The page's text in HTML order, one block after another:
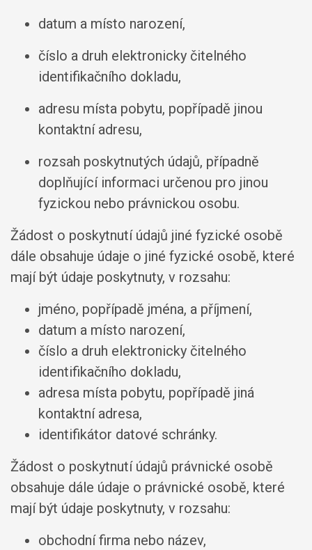
datum a místo narození,
číslo a druh elektronicky čitelného
identifikačního dokladu,
adresu místa pobytu, popřípadě jinou
kontaktní adresu,
rozsah poskytnutých údajů, případně
doplňující informaci určenou pro jinou
fyzickou nebo právnickou osobu.
Žádost o poskytnutí údajů jiné fyzické osobě
dále obsahuje údaje o jiné fyzické osobě, které
mají být údaje poskytnuty, v rozsahu:
jméno, popřípadě jména, a příjmení,
datum a místo narození,
číslo a druh elektronicky čitelného
identifikačního dokladu,
adresa místa pobytu, popřípadě jiná
kontaktní adresa,
identifikátor datové schránky.
Žádost o poskytnutí údajů právnické osobě
obsahuje dále údaje o právnické osobě, které
mají být údaje poskytnuty, v rozsahu:
obchodní firma nebo název,